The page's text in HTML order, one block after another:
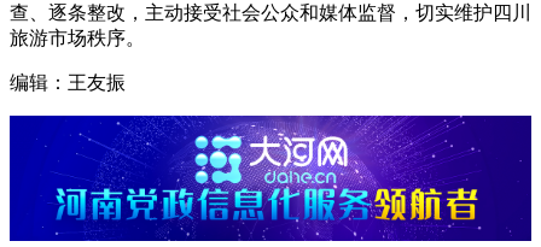
查、逐条整改，主动接受社会公众和媒体监督，切实维护四川
旅游市场秩序。
编辑：王友振